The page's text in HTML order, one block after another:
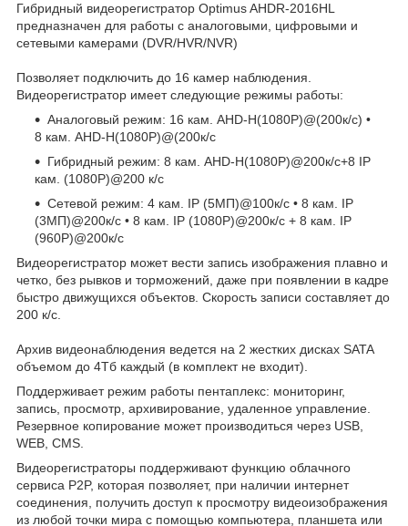
Гибридный видеорегистратор Optimus AHDR-2016HL
предназначен для работы с аналоговыми, цифровыми и
сетевыми камерами (DVR/HVR/NVR)
Позволяет подключить до 16 камер наблюдения.
Видеорегистратор имеет следующие режимы работы:
Аналоговый режим: 16 кам. AHD-H(1080P)@(200к/с) •
8 кам. AHD-H(1080P)@(200к/с
Гибридный режим: 8 кам. AHD-H(1080P)@200к/с+8 IP
кам. (1080P)@200 к/с
Сетевой режим: 4 кам. IP (5МП)@100к/с • 8 кам. IP
(3МП)@200к/с • 8 кам. IP (1080P)@200к/с + 8 кам. IP
(960P)@200к/с
Видеорегистратор может вести запись изображения плавно и
четко, без рывков и торможений, даже при появлении в кадре
быстро движущихся объектов. Скорость записи составляет до
200 к/с.
Архив видеонаблюдения ведется на 2 жестких дисках SATA
объемом до 4Тб каждый (в комплект не входит).
Поддерживает режим работы пентаплекс: мониторинг,
запись, просмотр, архивирование, удаленное управление.
Резервное копирование может производиться через USB,
WEB, CMS.
Видеорегистраторы поддерживают функцию облачного
сервиса P2P, которая позволяет, при наличии интернет
соединения, получить доступ к просмотру видеоизображения
из любой точки мира с помощью компьютера, планшета или